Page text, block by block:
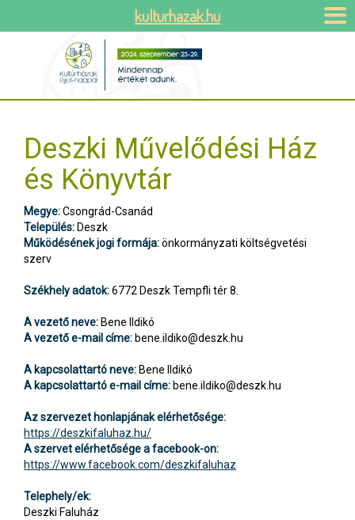
Deszki Művelődési Ház
és Könyvtár
Megye:Csongrád-Csanád
Település: Deszk
Működésének jogi formája:önkormányzati költségvetési
szerv
Székhely adatok:6772 Deszk Tempfli tér 8.
A vezető neve: Bene Ildikó
A vezető e-mail címe: bene.ildiko@deszk.hu
A kapcsolattartó neve: Bene Ildikó
A kapcsolattartó e-mail címe: bene.ildiko@deszk.hu
Az szervezet honlapjának elérhetősége:
https://deszkifaluhaz.hu/
A szervet elérhetősége a facebook-on:
https://www.facebook.com/deszkifaluhaz
Telephely/ek:
Deszki Faluház
kulturhazak.hu